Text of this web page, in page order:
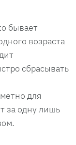
бывает
возраста
сбрасывать
для
за одну лишь